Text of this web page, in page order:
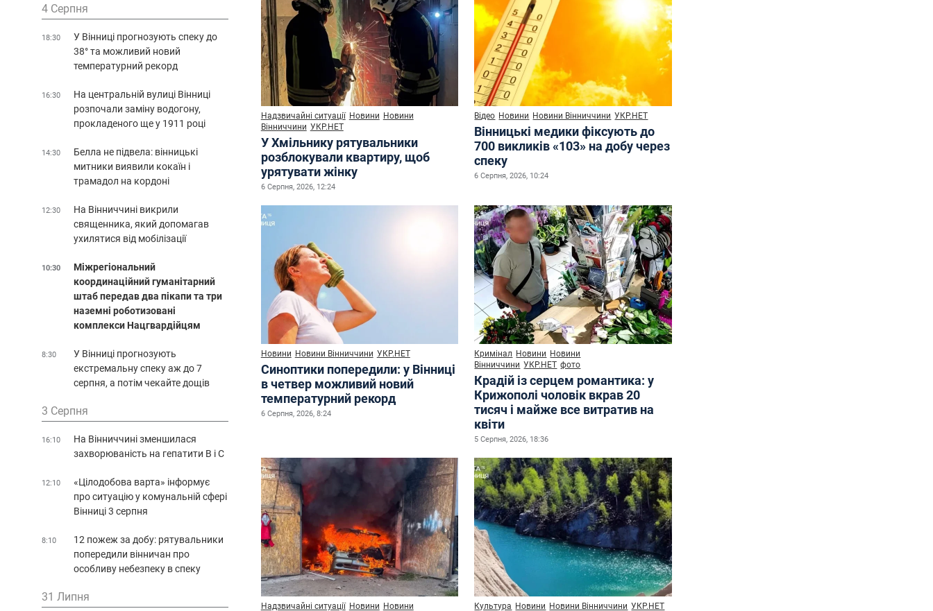
Надзвичайні ситуації Новини Новини
Вінниччини УКР.НЕТ
У Хмільнику рятувальники
розблокували квартиру, щоб
урятувати жінку
6 Серпня, 2026, 12:24
Відео Новини Новини Вінниччини УКР.НЕТ
Вінницькі медики фіксують до
700 викликів «103» на добу через
спеку
6 Серпня, 2026, 10:24
Новини Новини Вінниччини УКР.НЕТ
Синоптики попередили: у Вінниці
в четвер можливий новий
температурний рекорд
6 Серпня, 2026, 8:24
Кримінал Новини Новини
Вінниччини УКР.НЕТ фото
Крадій із серцем романтика: у
Крижополі чоловік вкрав 20
тисяч і майже все витратив на
квіти
5 Серпня, 2026, 18:36
Надзвичайні ситуації Новини Новини
Культура Новини Новини Вінниччини УКР.НЕТ
4 Серпня
18:30
У Вінниці прогнозують спеку до
38° та можливий новий
температурний рекорд
16:30
На центральній вулиці Вінниці
розпочали заміну водогону,
прокладеного ще у 1911 році
14:30
Белла не підвела: вінницькі
митники виявили кокаїн і
трамадол на кордоні
12:30
На Вінниччині викрили
священника, який допомагав
ухилятися від мобілізації
10:30
Міжрегіональний
координаційний гуманітарний
штаб передав два пікапи та три
наземні роботизовані
комплекси Нацгвардійцям
8:30
У Вінниці прогнозують
екстремальну спеку аж до 7
серпня, а потім чекайте дощів
3 Серпня
16:10
На Вінниччині зменшилася
захворюваність на гепатити В і С
12:10
«Цілодобова варта» інформує
про ситуацію у комунальній сфері
Вінниці 3 серпня
8:10
12 пожеж за добу: рятувальники
попередили вінничан про
особливу небезпеку в спеку
31 Липня